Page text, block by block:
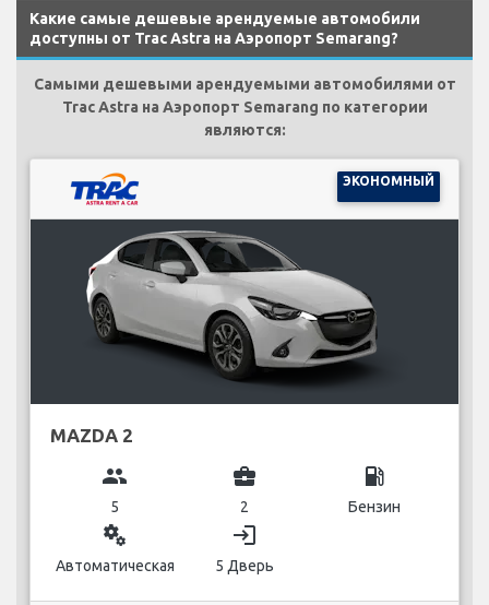
Какие самые дешевые арендуемые автомобили
доступны от Trac Astra на Аэропорт Semarang?
Самыми дешевыми арендуемыми автомобилями от
Trac Astra на Аэропорт Semarang по категории
являются:
ЭКОНОМНЫЙ
MAZDA 2
group
5
business_center
2
local_gas_station
Бензин
miscellaneous_services
Автоматическая
login
5 Дверь